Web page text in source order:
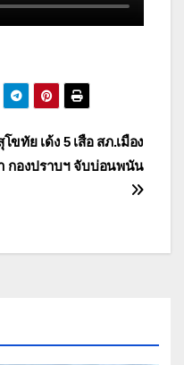
โขทัย เด้ง 5 เสือ สภ.เมือง
กองปราบฯ จับบ่อนพนัน